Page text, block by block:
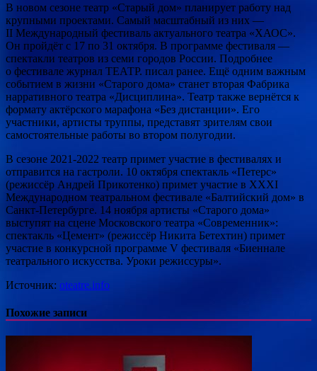
В новом сезоне театр «Старый дом» планирует работу над
крупными проектами. Самый масштабный из них —
II Международный фестиваль актуального театра «ХАОС».
Он пройдёт с 17 по 31 октября. В программе фестиваля —
спектакли театров из семи городов России. Подробнее
о фестивале журнал ТЕАТР. писал ранее. Ещё одним важным
событием в жизни «Старого дома» станет вторая Фабрика
нарративного театра «Дисциплина». Театр также вернётся к
формату актёрского марафона «Без дистанции». Его
участники, артисты труппы, представят зрителям свои
самостоятельные работы во втором полугодии.
В сезоне 2021-2022 театр примет участие в фестивалях и
отправится на гастроли. 10 октября спектакль «Петерс»
(режиссёр Андрей Прикотенко) примет участие в ХХХI
Международном театральном фестивале «Балтийский дом» в
Санкт-Петербурге. 14 ноября артисты «Старого дома»
выступят на сцене Московского театра «Современник»:
спектакль «Цемент» (режиссёр Никита Бетехтин) примет
участие в конкурсной программе V фестиваля «Биеннале
театрального искусства. Уроки режиссуры».
Источник: oteatre.info
Похожие записи